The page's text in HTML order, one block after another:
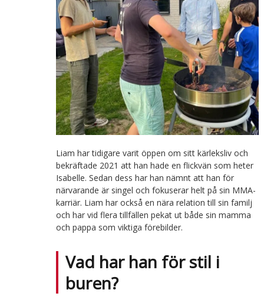
Liam har tidigare varit öppen om sitt kärleksliv och
bekräftade 2021 att han hade en flickvän som heter
Isabelle. Sedan dess har han nämnt att han för
närvarande är singel och fokuserar helt på sin MMA-
karriär. Liam har också en nära relation till sin familj
och har vid flera tillfällen pekat ut både sin mamma
och pappa som viktiga förebilder.
Vad har han för stil i
buren?